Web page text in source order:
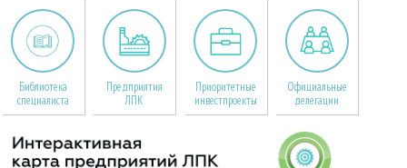
Библиотека
специалиста
Предприятия
ЛПК
Приоритетные
инвестпроекты
Официальные
делегации